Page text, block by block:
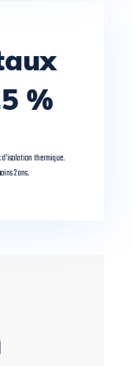
%
d’isolation thermique.
2 ans.